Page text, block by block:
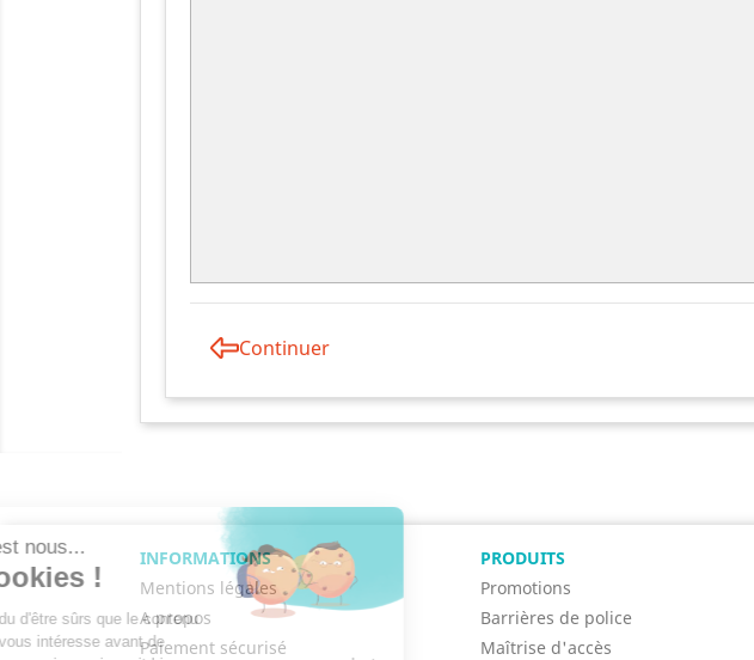
Continuer
INFORMATIONS
Mentions légales
A propos
Paiement sécurisé
PRODUITS
Promotions
Barrières de police
Maîtrise d'accès